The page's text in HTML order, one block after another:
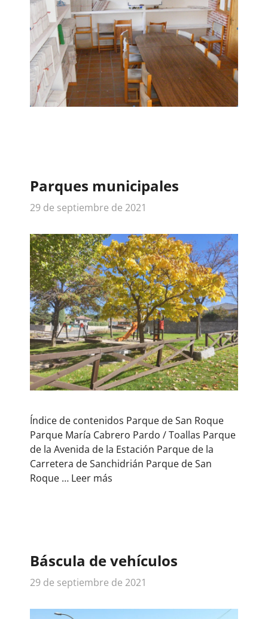
Parques municipales
29 de septiembre de 2021
Índice de contenidos Parque de San Roque
Parque María Cabrero Pardo / Toallas Parque
de la Avenida de la Estación Parque de la
Carretera de Sanchidrián Parque de San
Roque … Leer más
Báscula de vehículos
29 de septiembre de 2021